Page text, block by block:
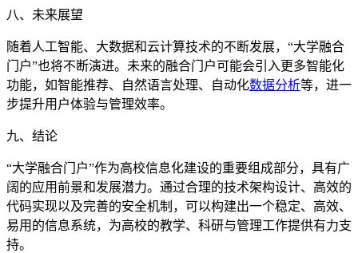
八、未来展望
随着人工智能、大数据和云计算技术的不断发展，“大学融合
门户”也将不断演进。未来的融合门户可能会引入更多智能化
功能，如智能推荐、自然语言处理、自动化数据分析等，进一
步提升用户体验与管理效率。
九、结论
“大学融合门户”作为高校信息化建设的重要组成部分，具有广
阔的应用前景和发展潜力。通过合理的技术架构设计、高效的
代码实现以及完善的安全机制，可以构建出一个稳定、高效、
易用的信息系统，为高校的教学、科研与管理工作提供有力支
持。